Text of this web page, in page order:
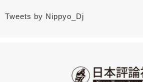
Tweets by Nippyo_Dj